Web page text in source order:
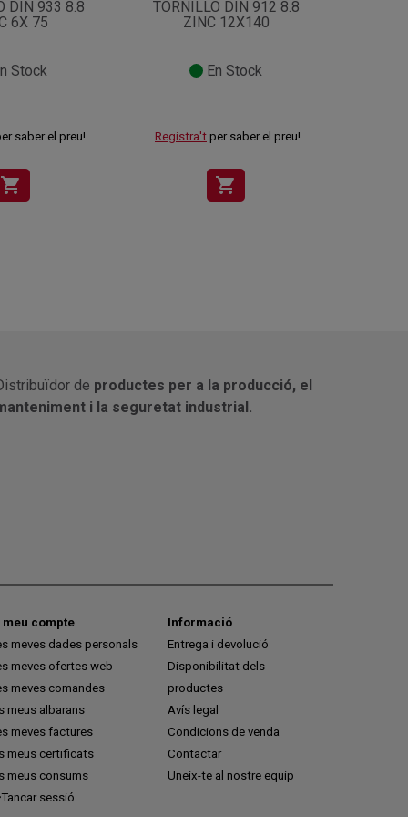
DIN 933 8.8
6X 75
Stock
saber el preu!
shopping_cart
TORNILLO DIN 912 8.8
ZINC 12X140
En Stock
Registra't per saber el preu!
shopping_cart
de productes per a la producció, el
i la seguretat industrial.
meu compte
meves dades personals
meves ofertes web
meves comandes
meus albarans
meves factures
meus certificats
meus consums
Tancar sessió
Informació
Entrega i devolució
Disponibilitat dels
productes
Avís legal
Condicions de venda
Contactar
Uneix-te al nostre equip